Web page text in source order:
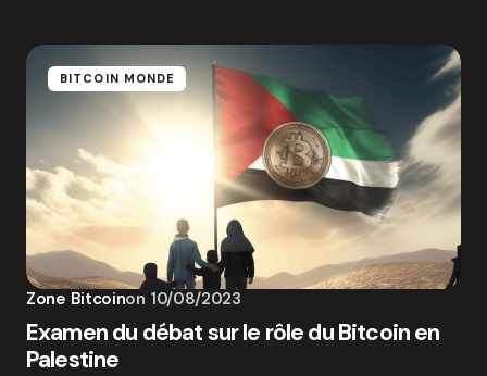
BITCOIN MONDE
Zone Bitcoinon 10/08/2023
Examen du débat sur le rôle du Bitcoin en
Palestine